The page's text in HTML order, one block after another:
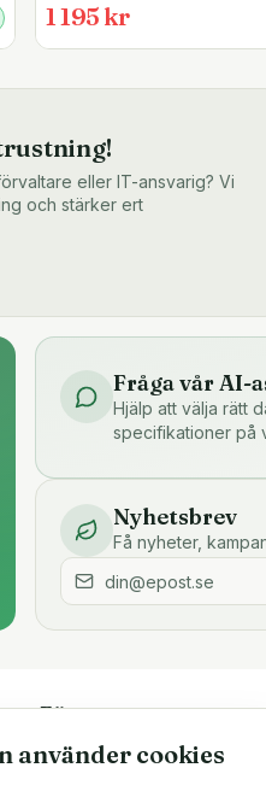
1 195 kr
eller IT-ansvarig? Vi
och stärker ert
Fråga vår AI-
Hjälp att välja rätt
specifikationer på
Nyhetsbrev
Få nyheter,
Företaget
Om oss
använder cookies